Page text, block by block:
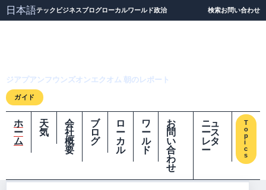
日本語テック ビジネスブログローカルワールド政治 検索お問い合わせ
ジアプアンフウンズオンエクオム 朝のレポート
ガイド
ホ
ー
ム
天
気
会
社
概
要
ブ
ロ
グ
ロ
ー
カ
ル
ワ
ー
ル
ド
お
問
い
合
わ
せ
ニュ
ース
レタ
ー
T
o
p
i
c
s